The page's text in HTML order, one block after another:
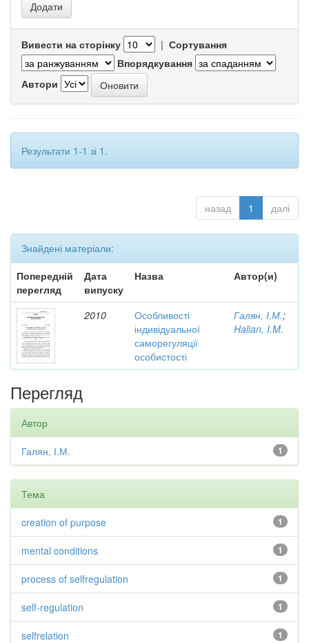
Вивести на сторінку | Сортування
Впорядкування
Автори
Результати 1-1 зі 1.
назад 1 далі
Знайдені матеріали:
Попередній
перегляд
Дата
випуску
Назва Автор(и)
2010
Особливості
індивідуальної
саморегуляції
особистості
Галян, І.М.;
Halian, I.M.
Перегляд
Автор
1
Галян, І.М.
Тема
1
creation of purpose
1
mental conditions
1
process of selfregulation
1
self-regulation
1
selfrelation